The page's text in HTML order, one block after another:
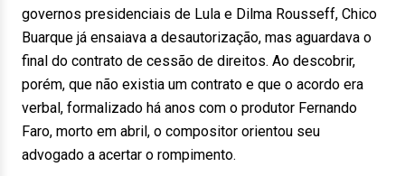
governos presidenciais de Lula e Dilma Rousseff, Chico
Buarque já ensaiava a desautorização, mas aguardava o
final do contrato de cessão de direitos. Ao descobrir,
porém, que não existia um contrato e que o acordo era
verbal, formalizado há anos com o produtor Fernando
Faro, morto em abril, o compositor orientou seu
advogado a acertar o rompimento.